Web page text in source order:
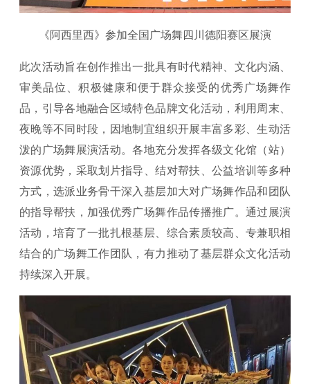
《阿西里西》参加全国广场舞四川德阳赛区展演
此次活动旨在创作推出一批具有时代精神、文化内涵、
审美品位、积极健康和便于群众接受的优秀广场舞作
品，引导各地融合区域特色品牌文化活动，利用周末、
夜晚等不同时段，因地制宜组织开展丰富多彩、生动活
泼的广场舞展演活动。各地充分发挥各级文化馆（站）
资源优势，采取划片指导、结对帮扶、公益培训等多种
方式，选派业务骨干深入基层加大对广场舞作品和团队
的指导帮扶，加强优秀广场舞作品传播推广。通过展演
活动，培育了一批扎根基层、综合素质较高、专兼职相
结合的广场舞工作团队，有力推动了基层群众文化活动
持续深入开展。